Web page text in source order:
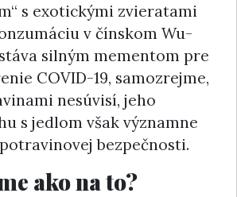
s exotickými zvieratami
v čínskom Wu-
silným mementom pre
COVID-19, samozrejme,
nesúvisí, jeho
s jedlom však významne
bezpečnosti.
ako na to?